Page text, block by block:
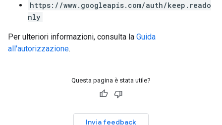
https://www.googleapis.com/auth/keep.reado
nly
Per ulteriori informazioni, consulta la Guida
all'autorizzazione.
Questa pagina è stata utile?
Invia feedback